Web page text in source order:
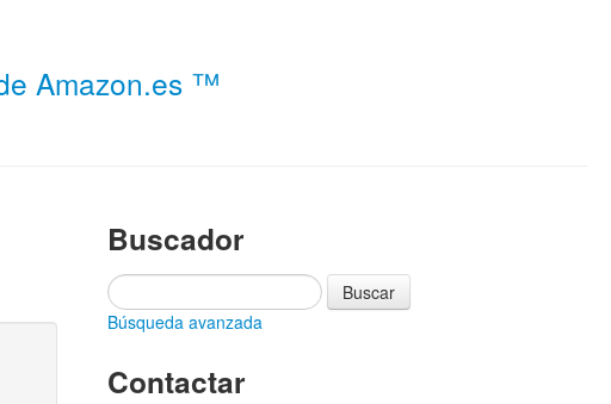
Amazon.es ™
Buscador
Búsqueda avanzada
Contactar